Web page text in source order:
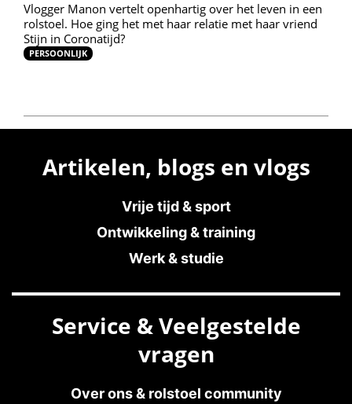
Vlogger Manon vertelt openhartig over het leven in een
rolstoel. Hoe ging het met haar relatie met haar vriend
Stijn in Coronatijd?
PERSOONLIJK
Artikelen, blogs en vlogs
Vrije tijd & sport
Ontwikkeling & training
Werk & studie
Service & Veelgestelde
vragen
Over ons & rolstoel community